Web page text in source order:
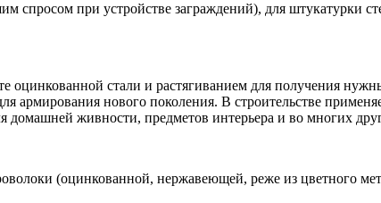
спросом при устройстве заграждений), для штукатурки
оцинкованной стали и растягиванием для получения
армирования нового поколения. В строительстве
домашней живности, предметов интерьера и во многих
(оцинкованной, нержавеющей, реже из цветного